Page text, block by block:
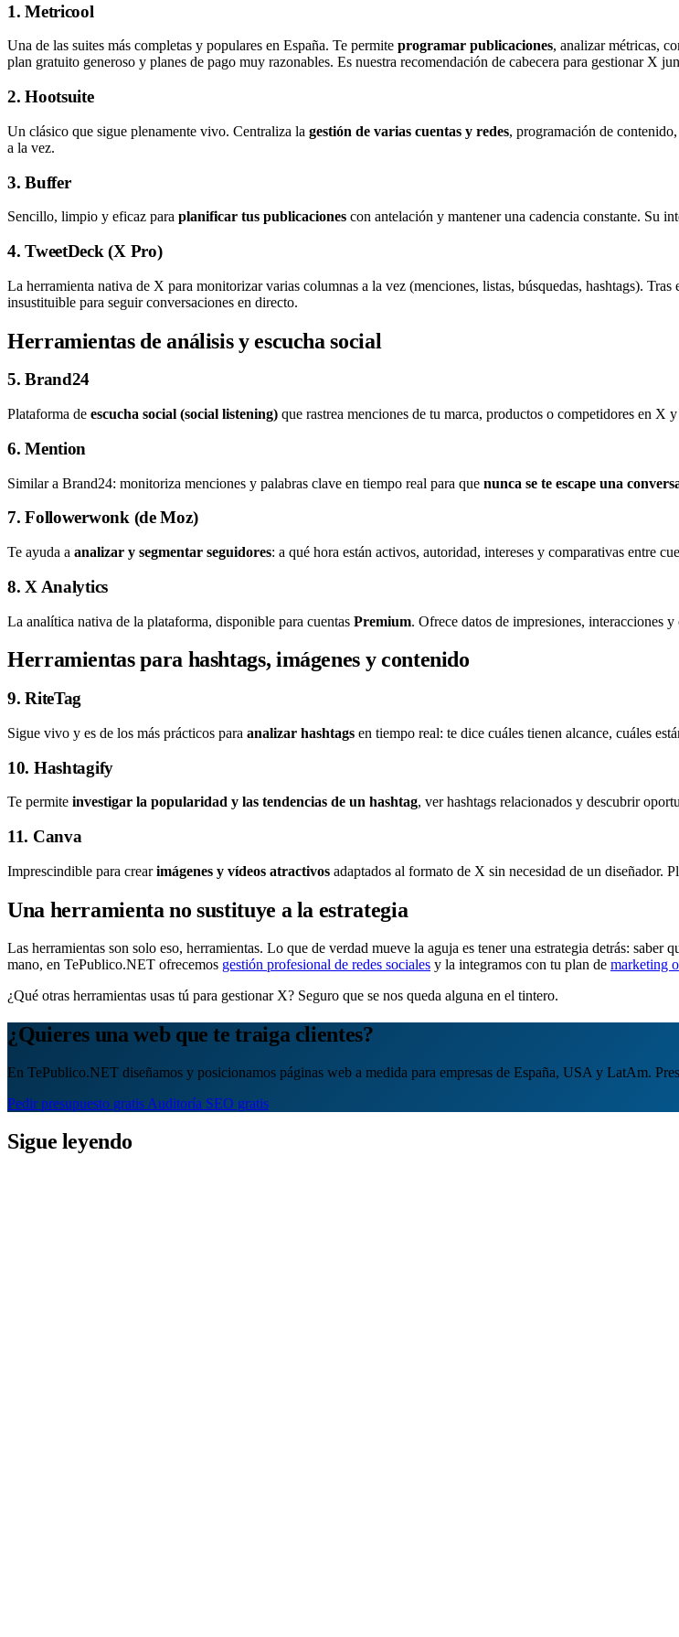
1. Metricool
Una de las suites más completas y populares en España. Te permite programar publicaciones, analizar métricas,
plan gratuito generoso y planes de pago muy razonables. Es nuestra recomendación de cabecera para gestionar X
2. Hootsuite
Un clásico que sigue plenamente vivo. Centraliza la gestión de varias cuentas y redes, programación de
a la vez.
3. Buffer
Sencillo, limpio y eficaz para planificar tus publicaciones con antelación y mantener una cadencia constante. Su
4. TweetDeck (X Pro)
La herramienta nativa de X para monitorizar varias columnas a la vez (menciones, listas, búsquedas, hashtags). Tras
insustituible para seguir conversaciones en directo.
Herramientas de análisis y escucha social
5. Brand24
Plataforma de escucha social (social listening) que rastrea menciones de tu marca, productos o competidores en X
6. Mention
Similar a Brand24: monitoriza menciones y palabras clave en tiempo real para que nunca se te escape una
7. Followerwonk (de Moz)
Te ayuda a analizar y segmentar seguidores: a qué hora están activos, autoridad, intereses y comparativas entre
8. X Analytics
La analítica nativa de la plataforma, disponible para cuentas Premium. Ofrece datos de impresiones, interacciones
Herramientas para hashtags, imágenes y contenido
9. RiteTag
Sigue vivo y es de los más prácticos para analizar hashtags en tiempo real: te dice cuáles tienen alcance, cuáles
10. Hashtagify
Te permite investigar la popularidad y las tendencias de un hashtag, ver hashtags relacionados y descubrir
11. Canva
Imprescindible para crearimágenes y vídeos atractivos adaptados al formato de X sin necesidad de un diseñador.
Una herramienta no sustituye a la estrategia
Las herramientas son solo eso, herramientas. Lo que de verdad mueve la aguja es tener una estrategia detrás:
mano, en TePublico.NET ofrecemos gestión profesional de redes sociales y la integramos con tu plan de marketing
¿Qué otras herramientas usas tú para gestionar X? Seguro que se nos queda alguna en el tintero.
¿Quieres una web que te traiga clientes?
En TePublico.NET diseñamos y posicionamos páginas web a medida para empresas de España, USA y LatAm.
Pedir presupuesto gratis Auditoría SEO gratis
Sigue leyendo